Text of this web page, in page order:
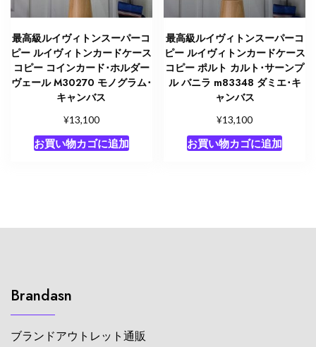
最高級ルイヴィトンスーパーコ
ピー ルイヴィトンカードケース
コピー コインカード･ホルダー
ヴェール M30270 モノグラム･
キャンバス
¥13,100
お買い物カゴに追加
最高級ルイヴィトンスーパーコ
ピー ルイヴィトンカードケース
コピー ポルト カルト･サーンプ
ル バニラ m83348 ダミエ･キ
ャンバス
¥13,100
お買い物カゴに追加
Brandasn
ブランドアウトレット通販